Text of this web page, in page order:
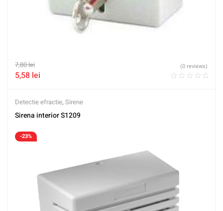
7,80lei
5,58 lei
(0 reviews)
Detectie efractie, Sirene
Sirena interior S1209
-23%